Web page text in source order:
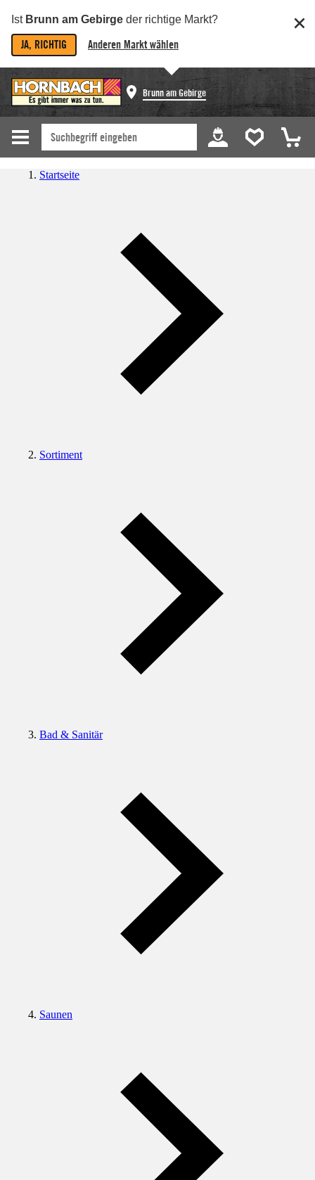
Ist Brunn am Gebirge der richtige Markt?
JA, RICHTIG Anderen Markt wählen
Brunn am Gebirge
Startseite
Sortiment
Bad & Sanitär
Saunen